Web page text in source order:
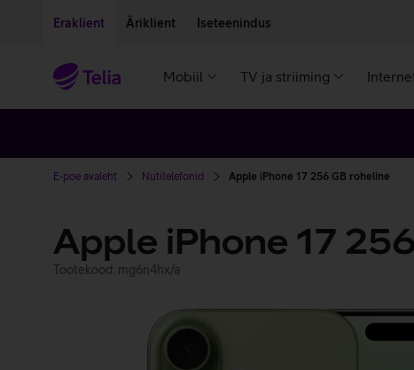
Eraklient Äriklient Iseteenindus
Mobiil TV ja striiming
E-poe avaleht Nutitelefonid Apple iPhone 17 256 GB roheline
Apple iPhone 17
Tootekood: mg6n4hx/a